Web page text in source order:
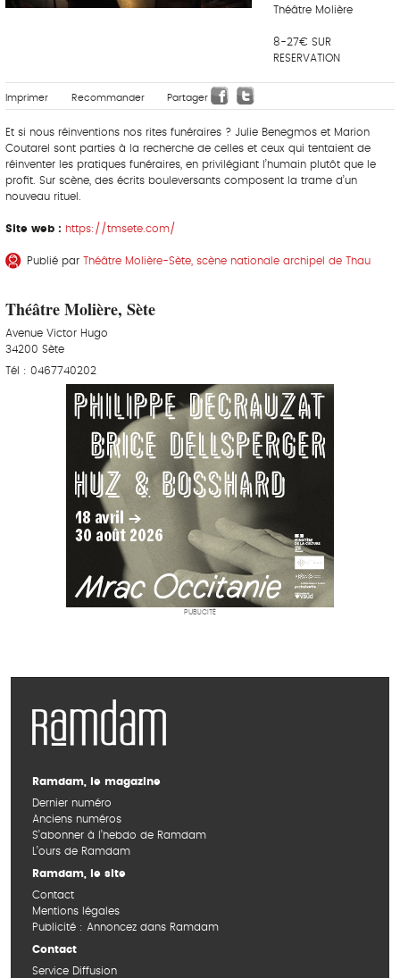
Théâtre Molière
8-27€ SUR
RESERVATION
Imprimer Recommander Partager
Et si nous réinventions nos rites funéraires ? Julie Benegmos et Marion
Coutarel sont parties à la recherche de celles et ceux qui tentaient de
réinventer les pratiques funéraires, en privilégiant l’humain plutôt que le
profit. Sur scène, des écrits bouleversants composent la trame d’un
nouveau rituel.
Site web : https://tmsete.com/
Publié par Théâtre Molière-Sète, scène nationale archipel de Thau
Théâtre Molière, Sète
Avenue Victor Hugo
34200 Sète
Tél : 0467740202
PUBLICITÉ
Ramdam, le magazine
Dernier numéro
Anciens numéros
S’abonner à l’hebdo de Ramdam
L’ours de Ramdam
Ramdam, le site
Contact
Mentions légales
Publicité : Annoncez dans Ramdam
Contact
Service Diffusion